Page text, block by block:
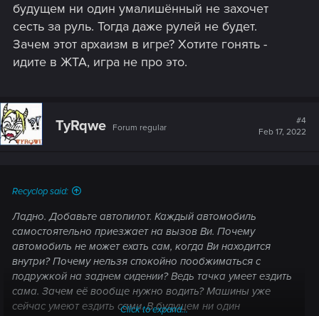
будущем ни один умалишённый не захочет
сесть за руль. Тогда даже рулей не будет.
Зачем этот архаизм в игре? Хотите гонять -
идите в ЖТА, игра не про это.
TyRqwe Forum regular
#4
Feb 17, 2022
Recyclop said:
Ладно. Добавьте автопилот. Каждый автомобиль
самостоятельно приезжает на вызов Ви. Почему
автомобиль не может ехать сам, когда Ви находится
внутри? Почему нельзя спокойно пообжиматься с
подружкой на заднем сидении? Ведь тачка умеет ездить
сама. Зачем её вообще нужно водить? Машины уже
сейчас умеют ездить сами. В будущем ни один
Click to expand...